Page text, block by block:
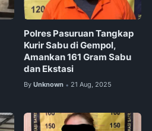
Polres Pasuruan Tangkap
Kurir Sabu di Gempol,
Amankan 161 Gram Sabu
dan Ekstasi
By Unknown • 21 Aug, 2025